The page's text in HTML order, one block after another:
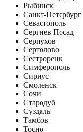
Рыбинск
Санкт-Петербург
Севастополь
Сергиев Посад
Серпухов
Сертолово
Сестрорецк
Симферополь
Сириус
Смоленск
Сочи
Стародуб
Суздаль
Тамбов
Тосно